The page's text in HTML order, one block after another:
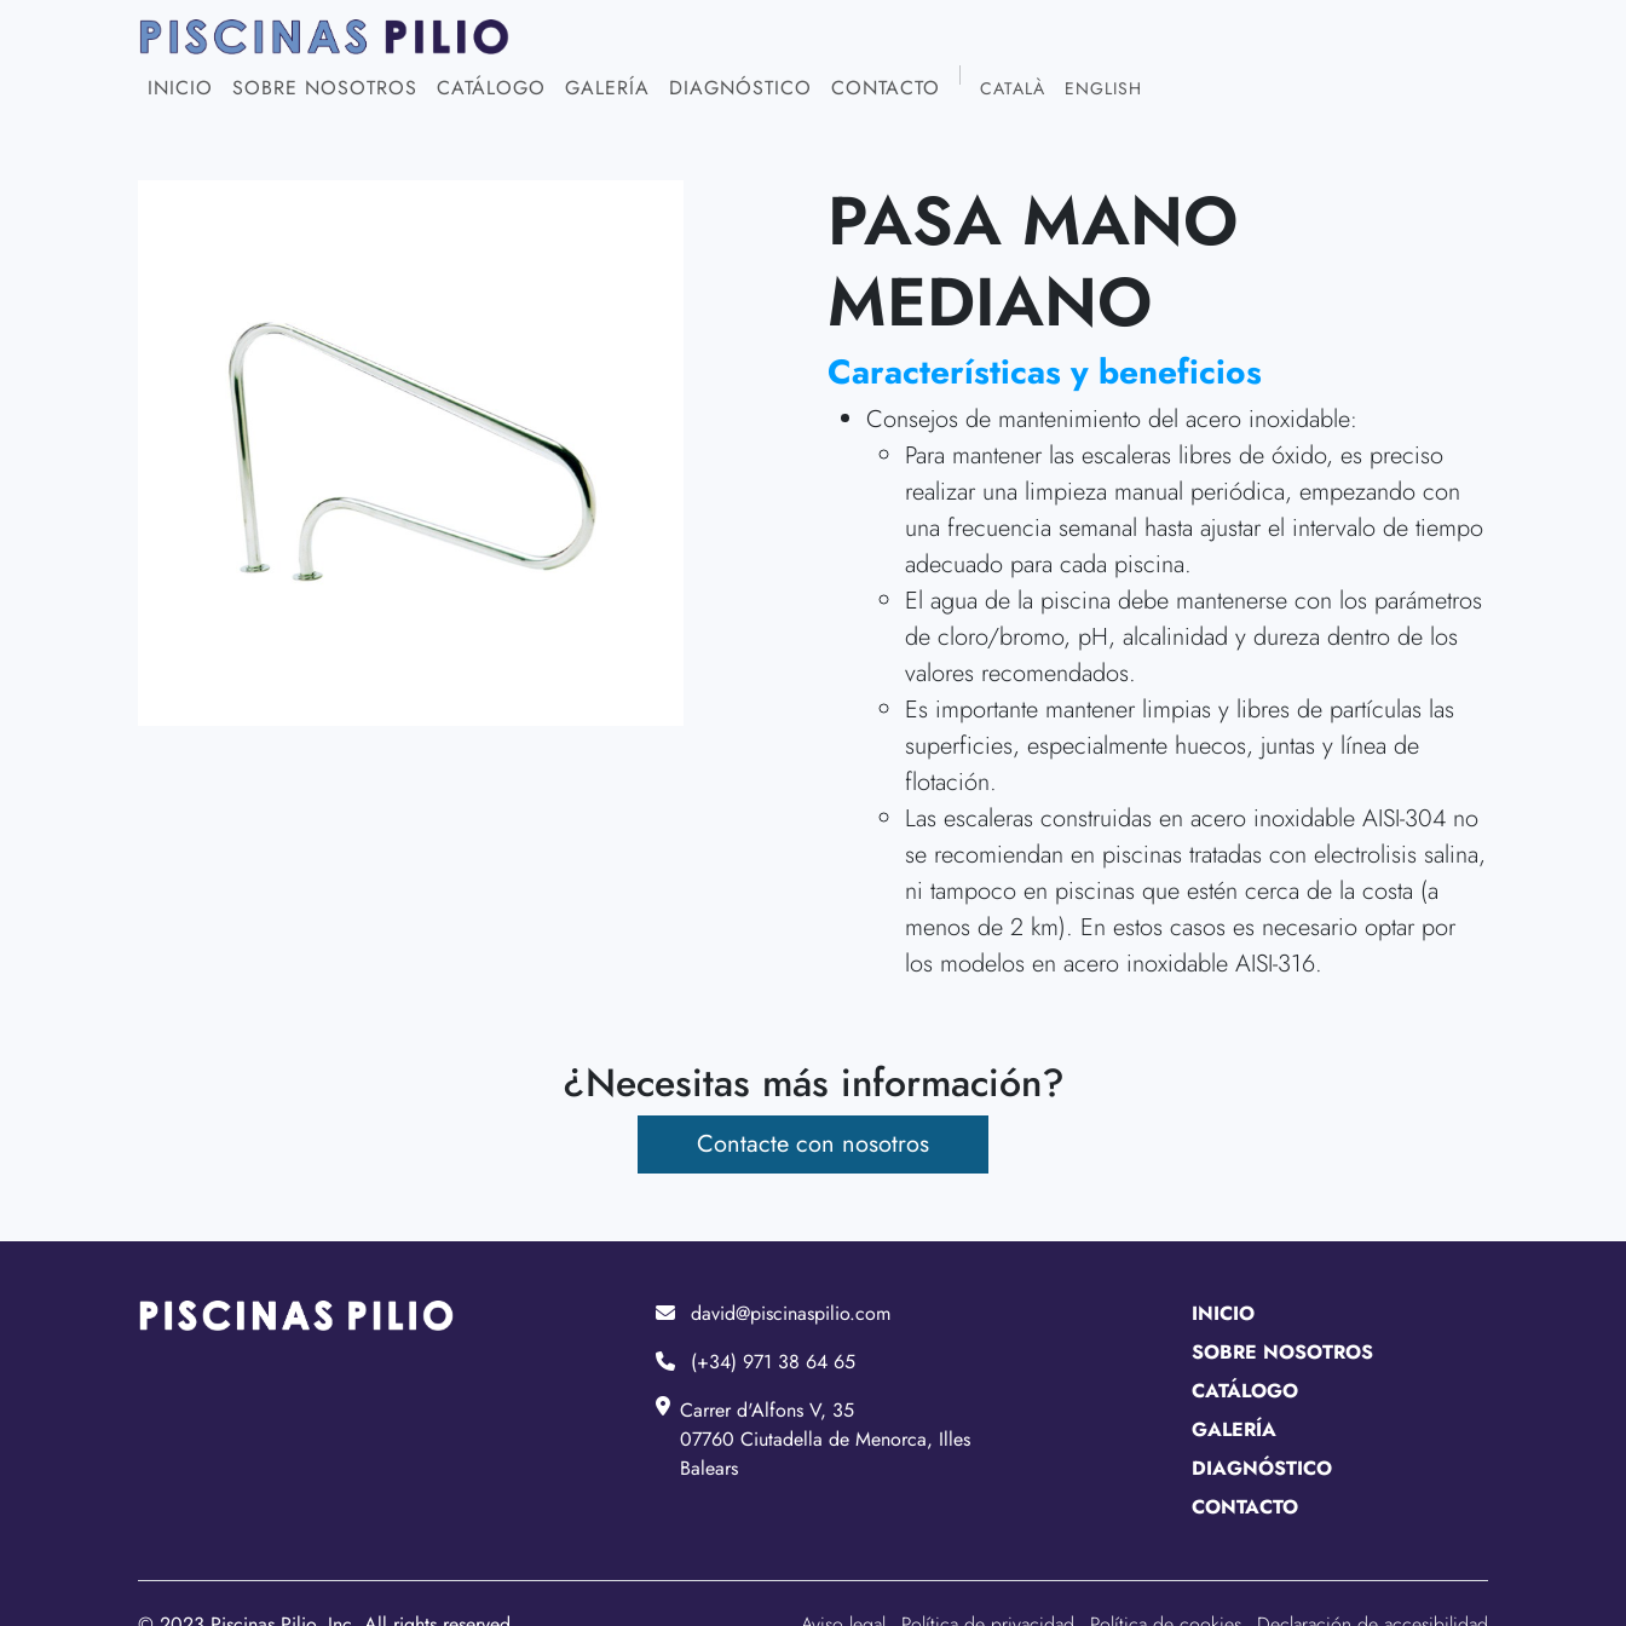
INICIO SOBRE NOSOTROS CATÁLOGO GALERÍA DIAGNÓSTICO CONTACTO CATALÀ ENGLISH
PASA MANO
MEDIANO
Características y beneficios
Consejos de mantenimiento del acero inoxidable:
Para mantener las escaleras libres de óxido, es preciso
realizar una limpieza manual periódica, empezando con
una frecuencia semanal hasta ajustar el intervalo de tiempo
adecuado para cada piscina.
El agua de la piscina debe mantenerse con los parámetros
de cloro/bromo, pH, alcalinidad y dureza dentro de los
valores recomendados.
Es importante mantener limpias y libres de partículas las
superficies, especialmente huecos, juntas y línea de
flotación.
Las escaleras construidas en acero inoxidable AISI-304 no
se recomiendan en piscinas tratadas con electrolisis salina,
ni tampoco en piscinas que estén cerca de la costa (a
menos de 2 km). En estos casos es necesario optar por
los modelos en acero inoxidable AISI-316.
¿Necesitas más información?
Contacte con nosotros
david@piscinaspilio.com
(+34) 971 38 64 65
Carrer d'Alfons V, 35
07760 Ciutadella de Menorca, Illes
Balears
INICIO
SOBRE NOSOTROS
CATÁLOGO
GALERÍA
DIAGNÓSTICO
CONTACTO